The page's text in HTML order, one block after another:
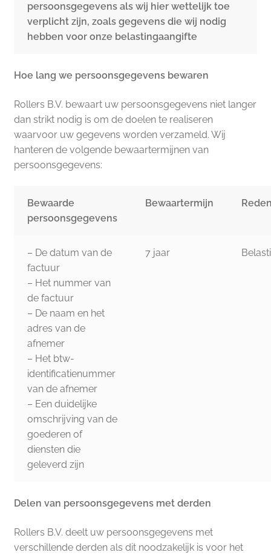
persoonsgegevens als wij hier wettelijk toe
verplicht zijn, zoals gegevens die wij nodig
hebben voor onze belastingaangifte
Hoe lang we persoonsgegevens bewaren
Rollers B.V. bewaart uw persoonsgegevens niet langer
dan strikt nodig is om de doelen te realiseren
waarvoor uw gegevens worden verzameld. Wij
hanteren de volgende bewaartermijnen van
persoonsgegevens:
Bewaarde
persoonsgegevens
Bewaartermijn
– De datum van de
factuur
– Het nummer van
de factuur
– De naam en het
adres van de
afnemer
– Het btw-
identificatienummer
van de afnemer
– Een duidelijke
omschrijving van de
goederen of
diensten die
geleverd zijn
7 jaar
Delen van persoonsgegevens met derden
Rollers B.V. deelt uw persoonsgegevens met
verschillende derden als dit noodzakelijk is voor het